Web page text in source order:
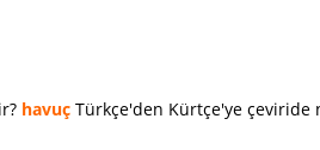
havuç Türkçe'den Kürtçe'ye çeviride